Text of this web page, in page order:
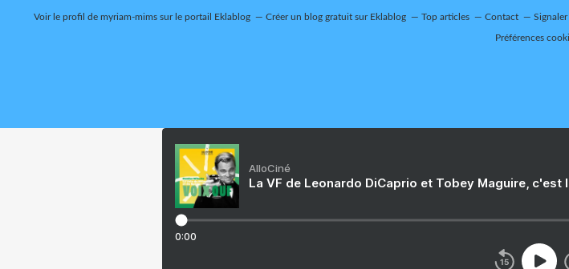
Voir le profil de myriam-mims sur le portail Eklablog Créer un blog gratuit sur Eklablog Top articles Contact
Préférences
AlloCiné
La VF de Leonardo DiCaprio et Tobey Maguire, c'est
0:00